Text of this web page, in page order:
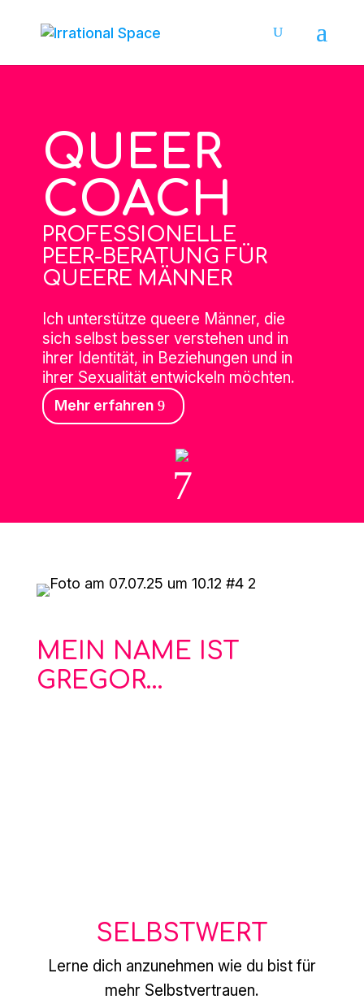
QUEER
COACH
PROFESSIONELLE
PEER-BERATUNG FÜR
QUEERE MÄNNER
Ich unterstütze queere Männer, die
sich selbst besser verstehen und in
ihrer Identität, in Beziehungen und in
ihrer Sexualität entwickeln möchten.
Mehr erfahren
7
MEIN NAME IST
GREGOR...
SELBSTWERT
Lerne dich anzunehmen wie du bist für
mehr Selbstvertrauen.